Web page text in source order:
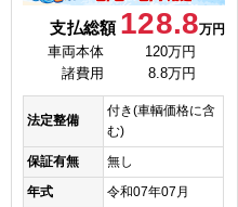
支払総額 128.8万円
車両本体
120万円
諸費用
8.8万円
法定整備
付き(車輌価格に含
む)
保証有無
無し
年式
令和07年07月